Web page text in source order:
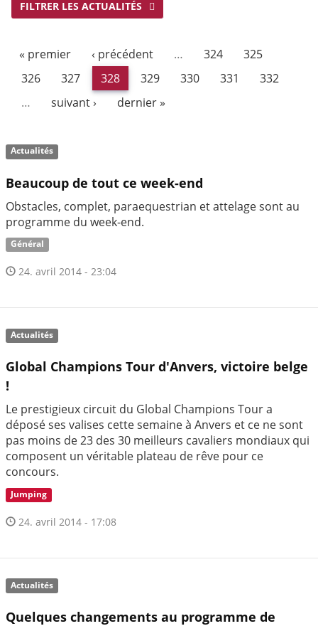
FILTRER LES ACTUALITÉS
« premier ‹ précédent … 324
325
326
327 328 329 330 331
332
…
suivant › dernier »
Actualités
Beaucoup de tout ce week-end
Obstacles, complet, paraequestrian et attelage sont au
programme du week-end.
Général
24. avril 2014 - 23:04
Actualités
Global Champions Tour d'Anvers, victoire belge
!
Le prestigieux circuit du Global Champions Tour a
déposé ses valises cette semaine à Anvers et ce ne sont
pas moins de 23 des 30 meilleurs cavaliers mondiaux qui
composent un véritable plateau de rêve pour ce
concours.
Jumping
24. avril 2014 - 17:08
Actualités
Quelques changements au programme de